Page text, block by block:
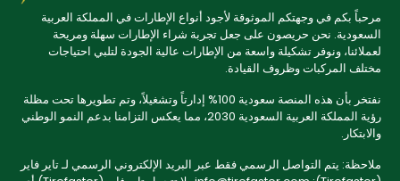
مرحباً بكم في وجهتكم الموثوقة لأجود أنواع الإطارات في المملكة العربية
السعودية. نحن حريصون على جعل تجربة شراء الإطارات سهلة ومريحة
لعملائنا، ونوفر تشكيلة واسعة من الإطارات عالية الجودة لتلبي احتياجات
مختلف المركبات وظروف القيادة.
نفتخر بأن هذه المنصة سعودية 100% إدارتاً وتشغيلاً، وتم تطويرها تحت مظلة
رؤية المملكة العربية السعودية 2030، مما يعكس التزامنا بدعم النمو الوطني
والابتكار.
ملاحظة: يتم التواصل الرسمي فقط عبر البريد الإلكتروني الرسمي لـ تاير فاير